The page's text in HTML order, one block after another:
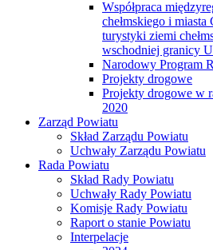
Współpraca
chełmskiego i miasta
turystyki ziemi
wschodniej granicy
Narodowy Program
Projekty drogowe
Projekty drogowe w
2020
Zarząd Powiatu
Skład Zarządu Powiatu
Uchwały Zarządu Powiatu
Rada Powiatu
Skład Rady Powiatu
Uchwały Rady Powiatu
Komisje Rady Powiatu
Raport o stanie Powiatu
Interpelacje